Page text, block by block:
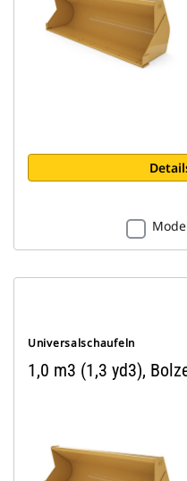
Universalschaufeln
1,0 m3 (1,3 yd3),